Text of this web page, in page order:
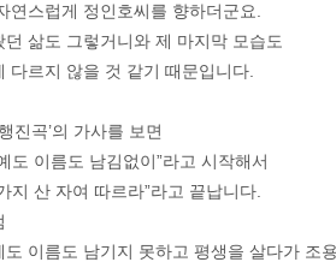
연스럽게 정인호씨를 향하더군요.
던 삶도 그렇거니와 제 마지막 모습도
다르지 않을 것 같기 때문입니다.
진곡’의 가사를 보면
도 이름도 남김없이”라고 시작해서
지 산 자여 따르라”라고 끝납니다.
도 이름도 남기지 못하고 평생을 살다가 조